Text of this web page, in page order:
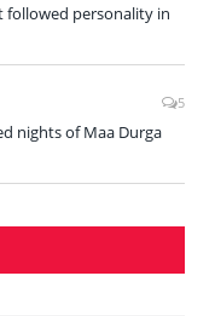
followed personality in
5
nights of Maa Durga